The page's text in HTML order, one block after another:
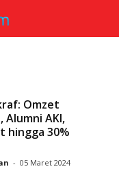
Omzet
Alumni AKI,
hingga 30%
- 05 Maret 2024